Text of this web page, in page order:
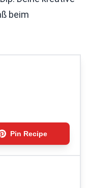
beim
Pin Recipe